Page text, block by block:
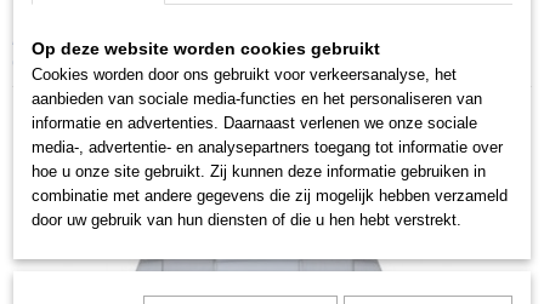
Home > Horloge > > Heren>
Guess Herenhorloge
GW0265G9 Connoisseur
Op deze website worden cookies gebruikt
Cookies worden door ons gebruikt voor verkeersanalyse, het
aanbieden van sociale media-functies en het personaliseren van
informatie en advertenties. Daarnaast verlenen we onze sociale
media-, advertentie- en analysepartners toegang tot informatie over
hoe u onze site gebruikt. Zij kunnen deze informatie gebruiken in
combinatie met andere gegevens die zij mogelijk hebben verzameld
door uw gebruik van hun diensten of die u hen hebt verstrekt.